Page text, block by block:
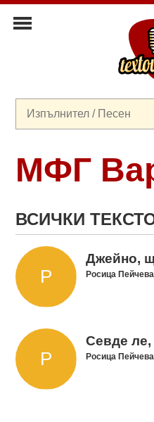
МФГ
ВСИЧКИ
Джейно,
Росица
Севде
Росица